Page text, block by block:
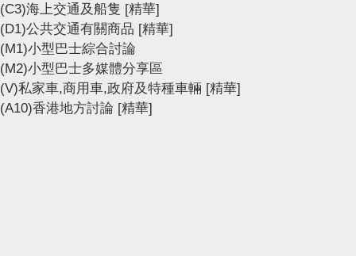
(C3)海上交通及船隻 [精華]
(D1)公共交通有關商品 [精華]
(M1)小型巴士綜合討論
(M2)小型巴士多媒體分享區
(V)私家車,商用車,政府及特種車輛 [精華]
(A10)香港地方討論 [精華]